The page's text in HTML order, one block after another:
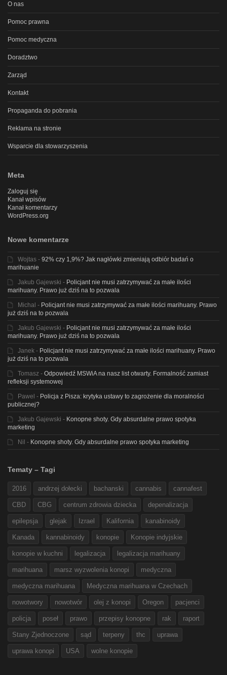
O nas
Pomoc prawna
Pomoc medyczna
Doradztwo
Zarząd
Kontakt
Propaganda do pobrania
Reklama na stronie
Wsparcie dla stowarzyszenia
Meta
Zaloguj się
Kanał wpisów
Kanał komentarzy
WordPress.org
Nowe komentarze
Wojtas - 92% czy 1,9%? Jak nagłówki zmieniają odbiór badań o
marihuanie
Jakub Gajewski - Policjant nie musi zatrzymywać za małe ilości
marihuany. Prawo już dziś na to pozwala
Michal - Policjant nie musi zatrzymywać za małe ilości marihuany. Prawo
już dziś na to pozwala
Jakub Gajewski - Policjant nie musi zatrzymywać za małe ilości
marihuany. Prawo już dziś na to pozwala
Janek - Policjant nie musi zatrzymywać za małe ilości marihuany. Prawo
już dziś na to pozwala
Tomasz - Odpowiedź MSWiA na nasz list otwarty. Formalność zamiast
refleksji systemowej
Pawel - Policja z Pisza: krytyka ustawy to zagrożenie dla moralności
publicznej?
Jakub Gajewski - Konopne shoty. Gdy absurdalne prawo spotyka
marketing
Nil - Konopne shoty. Gdy absurdalne prawo spotyka marketing
Tematy – Tagi
2016 andrzej dołecki bachanski cannabis cannafest
CBD CBG centrum zdrowia dziecka depenalizacja
epilepsja glejak Izrael Kalifornia kanabinoidy
Kanada kannabinoidy konopie Konopie indyjskie
konopie w kuchni legalizacja legalizacja marihuany
marihuana marsz wyzwolenia konopi medyczna
medyczna marihuana Medyczna marihuana w Czechach
nowotwory nowotwór olej z konopi Oregon pacjenci
policja poseł prawo przepisy konopne rak raport
Stany Zjednoczone sąd terpeny thc uprawa
uprawa konopi USA wolne konopie